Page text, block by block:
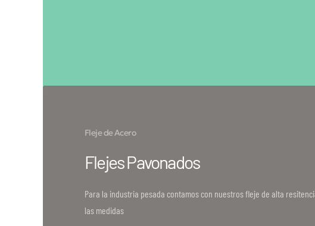
Fleje de Acero
Flejes Pavonados
Para la industria pesada contamos con nuestros fleje de alta
las medidas